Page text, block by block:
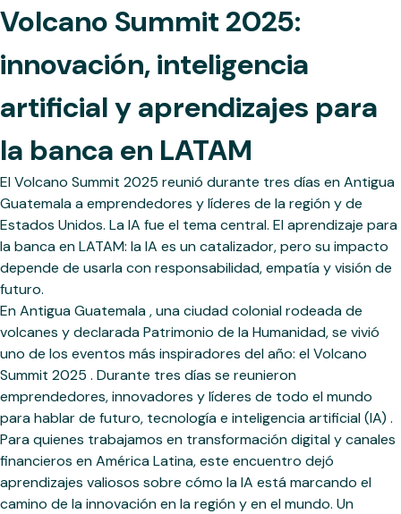
Volcano Summit 2025:
innovación, inteligencia
artificial y aprendizajes para
la banca en LATAM
El Volcano Summit 2025 reunió durante tres días en Antigua
Guatemala a emprendedores y líderes de la región y de
Estados Unidos. La IA fue el tema central. El aprendizaje para
la banca en LATAM: la IA es un catalizador, pero su impacto
depende de usarla con responsabilidad, empatía y visión de
futuro.
En Antigua Guatemala , una ciudad colonial rodeada de
volcanes y declarada Patrimonio de la Humanidad, se vivió
uno de los eventos más inspiradores del año: el Volcano
Summit 2025 . Durante tres días se reunieron
emprendedores, innovadores y líderes de todo el mundo
para hablar de futuro, tecnología e inteligencia artificial (IA) .
Para quienes trabajamos en transformación digital y canales
financieros en América Latina, este encuentro dejó
aprendizajes valiosos sobre cómo la IA está marcando el
camino de la innovación en la región y en el mundo. Un